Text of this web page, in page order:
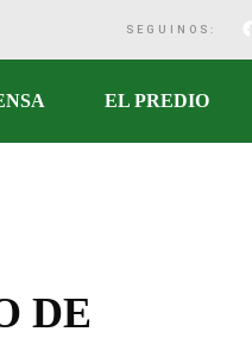
SEGUINOS:
EL PREDIO
DE